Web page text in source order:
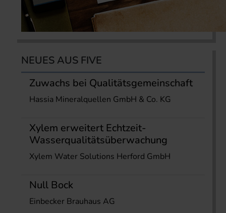
NEUES AUS FIVE
Zuwachs bei Qualitätsgemeinschaft
Hassia Mineralquellen GmbH & Co. KG
Xylem erweitert Echtzeit-
Wasserqualitätsüberwachung
Xylem Water Solutions Herford GmbH
Null Bock
Einbecker Brauhaus AG